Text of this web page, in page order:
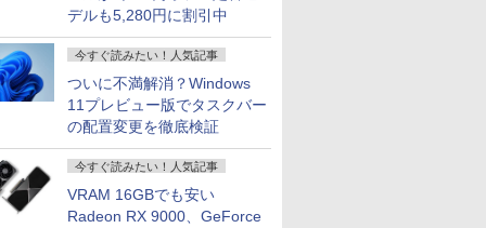
デルも5,280円に割引中
今すぐ読みたい！人気記事
ついに不満解消？Windows
11プレビュー版でタスクバー
の配置変更を徹底検証
今すぐ読みたい！人気記事
VRAM 16GBでも安い
Radeon RX 9000、GeForce